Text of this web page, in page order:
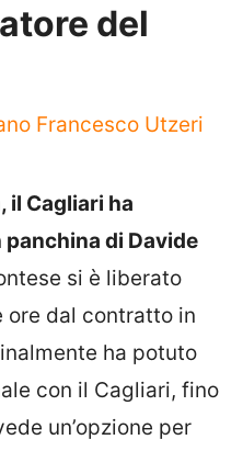
del
Francesco Utzeri
il Cagliari ha
di Davide
si è liberato
ore dal contratto in
ha potuto
con il Cagliari, fino
un’opzione per